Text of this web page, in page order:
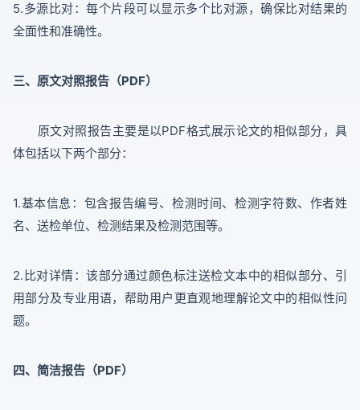
5.多源比对：每个片段可以显示多个比对源，确保比对结果的
全面性和准确性。
三、原文对照报告（PDF）
原文对照报告主要是以PDF格式展示论文的相似部分，具
体包括以下两个部分：
1.基本信息：包含报告编号、检测时间、检测字符数、作者姓
名、送检单位、检测结果及检测范围等。
2.比对详情：该部分通过颜色标注送检文本中的相似部分、引
用部分及专业用语，帮助用户更直观地理解论文中的相似性问
题。
四、简洁报告（PDF）